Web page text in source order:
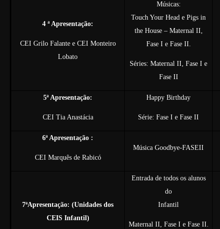
4 ª Apresentação:
CEI Grilo Falante e CEI Monteiro
Lobato
Músicas:
Touch Your Head e Pigs in
the House – Maternal II,
Fase I e Fase II.
Séries: Maternal II, Fase I e
Fase II
5ª Apresentação:
CEI Tia Anastácia
Happy Birthday
Série: Fase I e Fase II
6ª Apresentação :
CEI Marquês de Rabicó
Música Goodbye-FASEII
7ªApresentação: (Unidades dos
CEIS Infantil)
Entrada de todos os alunos
do
Infantil
Maternal II, Fase I e Fase II.